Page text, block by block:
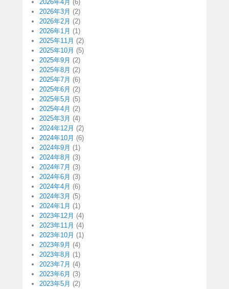
2026年4月 (6)
2026年3月 (2)
2026年2月 (2)
2026年1月 (1)
2025年11月 (2)
2025年10月 (5)
2025年9月 (2)
2025年8月 (2)
2025年7月 (6)
2025年6月 (2)
2025年5月 (5)
2025年4月 (2)
2025年3月 (4)
2024年12月 (2)
2024年10月 (6)
2024年9月 (1)
2024年8月 (3)
2024年7月 (3)
2024年6月 (3)
2024年4月 (6)
2024年3月 (5)
2024年1月 (1)
2023年12月 (4)
2023年11月 (4)
2023年10月 (1)
2023年9月 (4)
2023年8月 (1)
2023年7月 (4)
2023年6月 (3)
2023年5月 (2)